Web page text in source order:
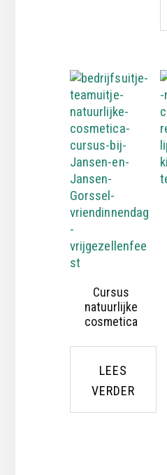
Cursus
natuurlijke
cosmetica
LEES
VERDER